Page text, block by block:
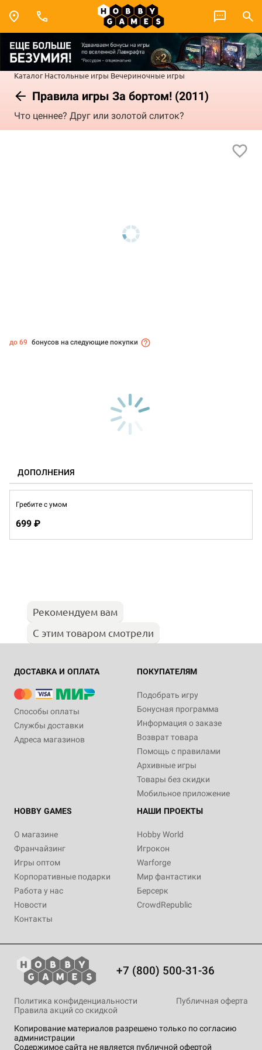
Каталог Настольные игры Вечериночные игры
Правила игры За бортом! (2011)
Что ценнее? Друг или золотой слиток?
до 69 бонусов на следующие покупки
ДОПОЛНЕНИЯ
Гребите с умом
699 ₽
Рекомендуем вам
С этим товаром смотрели
ДОСТАВКА И ОПЛАТА
Способы оплаты
Службы доставки
Адреса магазинов
ПОКУПАТЕЛЯМ
Подобрать игру
Бонусная программа
Информация о заказе
Возврат товара
Помощь с правилами
Архивные игры
Товары без скидки
Мобильное приложение
HOBBY GAMES
О магазине
Франчайзинг
Игры оптом
Корпоративные подарки
Работа у нас
Новости
Контакты
НАШИ ПРОЕКТЫ
Hobby World
Игрокон
Warforge
Мир фантастики
Берсерк
CrowdRepublic
+7 (800) 500-31-36
Копирование материалов разрешено только по согласию
администрации
Содержимое сайта не является публичной офертой
Политика конфиденциальности
Публичная оферта
Правила акций со скидкой